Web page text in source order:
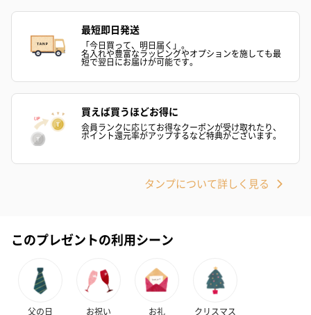
最短即日発送
「今日買って、明日届く」。
名入れや豊富なラッピングやオプションを施しても最
短で翌日にお届けが可能です。
買えば買うほどお得に
会員ランクに応じてお得なクーポンが受け取れたり、
ポイント還元率がアップするなど特典がございます。
タンプについて詳しく見る
このプレゼントの利用シーン
父の日 お祝い お礼 クリスマス